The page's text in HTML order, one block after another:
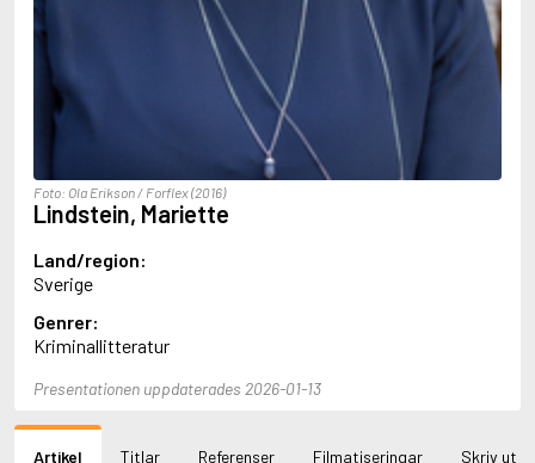
Achebe, Chinua
Achmatova, Anna
Aciman, André
Ackebo, Lena
Acker, Kathy
Adamov, Arthur
Adams, Douglas
Adams, Herbert
Adams, Jane
Adams, Richard
Adbåge, Emma
Adbåge, Lisen
Adelborg, Ottilia
Adiga, Aravind
Foto: Ola Erikson / Forflex (2016)
Lindstein, Mariette
Land/region:
Sverige
Genrer:
Kriminallitteratur
Presentationen uppdaterades 2026-01-13
Artikel Titlar Referenser Filmatiseringar Skriv ut